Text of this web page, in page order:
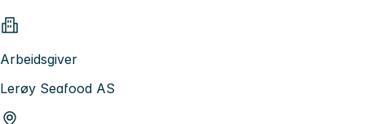
Arbeidsgiver
Lerøy Seafood AS